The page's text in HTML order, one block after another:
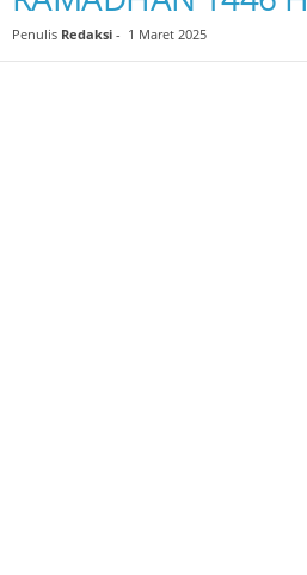
Penulis Redaksi - 1 Maret 2025